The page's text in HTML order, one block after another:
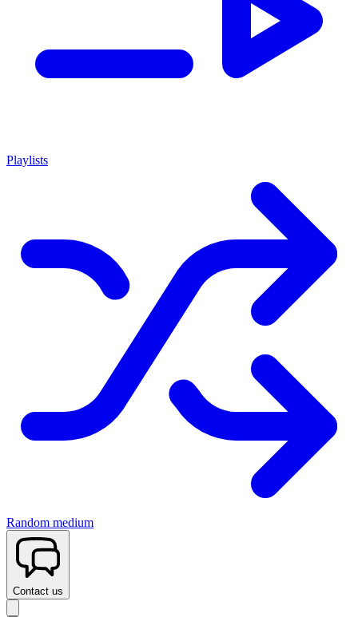
Playlists
Random medium
Contact us